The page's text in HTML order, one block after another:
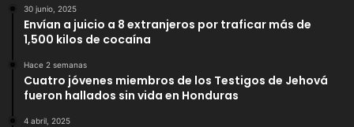
30 junio, 2025
Envían a juicio a 8 extranjeros por traficar más de
1,500 kilos de cocaína
Hace 2 semanas
Cuatro jóvenes miembros de los Testigos de Jehová
fueron hallados sin vida en Honduras
4 abril, 2025